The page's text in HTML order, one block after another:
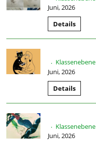
Juni, 2026
Details
· Klassenebene
Juni, 2026
Details
· Klassenebene
Juni, 2026